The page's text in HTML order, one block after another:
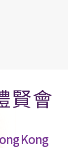
賢會
Kong